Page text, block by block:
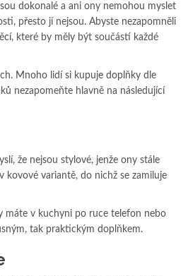
dokonalé a ani ony nemohou myslet
přesto jí nejsou. Abyste nezapomněli
které by měly být součástí každé
Mnoho lidí si kupuje doplňky dle
nezapomeňte hlavně na následující
že nejsou stylové, jenže ony stále
variantě, do nichž se zamiluje
máte v kuchyni po ruce telefon nebo
tak praktickým doplňkem.